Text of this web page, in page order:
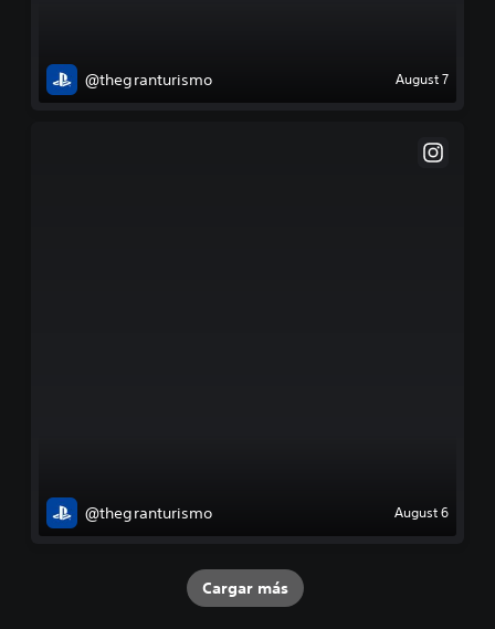
@thegranturismo August 7
@thegranturismo August 6
Cargar más